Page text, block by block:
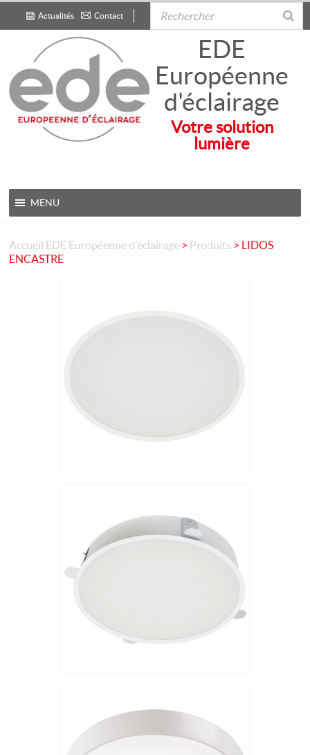
Contact
Actualités
EDE
Européenne
d'éclairage
Votre solution
lumière
MENU
Accueil EDE Européenne d'éclairage > Produits > LIDOS
ENCASTRE